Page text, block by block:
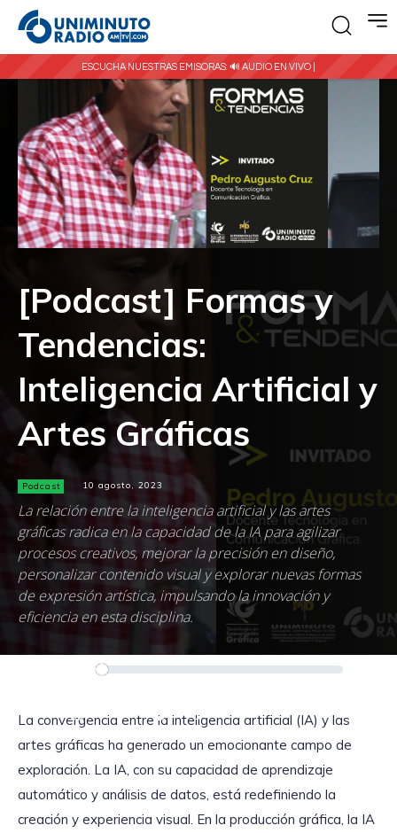
ESCUCHA NUESTRAS EMISORAS: 🔊 AUDIO EN VIVO |
[Podcast] Formas y
Tendencias:
Inteligencia Artificial y
Artes Gráficas
Podcast 10 agosto, 2023
La relación entre la inteligencia artificial y las artes
gráficas radica en la capacidad de la IA para agilizar
procesos creativos, mejorar la precisión en diseño,
personalizar contenido visual y explorar nuevas formas
de expresión artística, impulsando la innovación y
eficiencia en esta disciplina.
Reproductor
La convergencia entre la inteligencia artificial (IA) y las
artes gráficas ha generado un emocionante campo de
exploración. La IA, con su capacidad de aprendizaje
automático y análisis de datos, está redefiniendo la
creación y experiencia visual. En la producción gráfica, la IA